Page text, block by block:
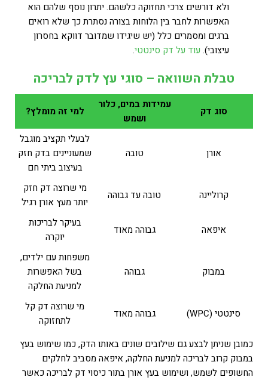
ולא דורשים צרכי תחזוקה כלשהם. יתרון נוסף שלהם הוא
האפשרות לחבר בין הלוחות בצורה נסתרת כך שלא רואים
ברגים ומסמרים כלל (יש שיגידו שמדובר דווקא בחסרון
עיצובי). עוד על דק סינטטי.
טבלת השוואה – סוגי עץ לדק לבריכה
סוג דק
עמידות במים, כלור
ושמש
למי זה מומלץ?
אורן טובה
לבעלי תקציב מוגבל
שמעוניינים בדק חזק
בעיצוב ביתי חם
קרוליינה טובה עד גבוהה
מי שרוצה דק חזק
יותר מעץ אורן רגיל
איפאה גבוהה מאוד
בעיקר לבריכות
יוקרה
במבוק גבוהה
משפחות עם ילדים,
בשל האפשרות
למניעת החלקה
סינטטי (WPC) גבוהה מאוד
מי שרוצה דק קל
לתחזוקה
כמובן שניתן לבצע גם שילובים שונים באותו הדק, כמו שימוש בעץ
במבוק קרוב לבריכה למניעת החלקה, איפאה מסביב לחלקים
החשופים לשמש, ושימוש בעץ אורן בתור כיסוי דק לבריכה כאשר